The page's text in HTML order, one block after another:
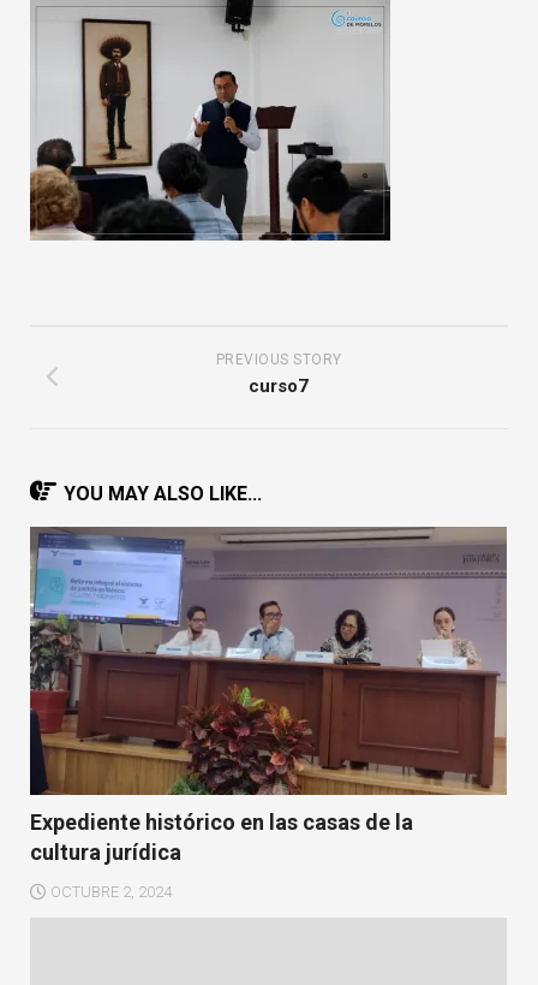
PREVIOUS STORY
curso7
YOU MAY ALSO LIKE...
Expediente histórico en las casas de la
cultura jurídica
OCTUBRE 2, 2024